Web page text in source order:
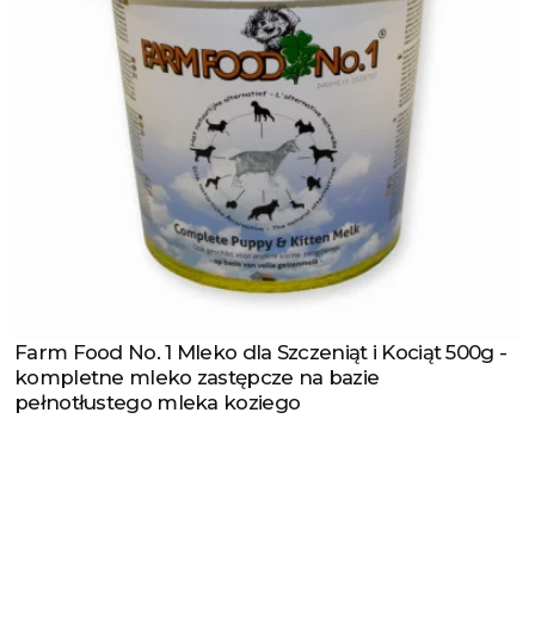
Zobacz produkt
Farm Food No. 1 Mleko dla Szczeniąt i Kociąt 500g -
kompletne mleko zastępcze na bazie
pełnotłustego mleka koziego